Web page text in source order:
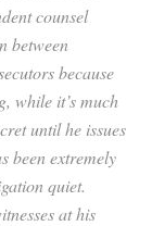
counsel
between
because
while it’s much
until he issues
been extremely
quiet.
at his